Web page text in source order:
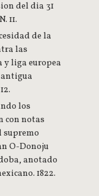
del dia 31
11.
de la
las
y liga europea
los
con notas
supremo
O-Donoju
anotado
1822.